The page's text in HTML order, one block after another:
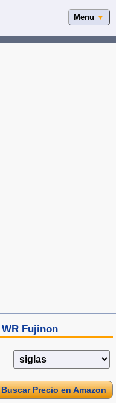
Menu ▼
Fujinon
Buscar Precio en Amazon